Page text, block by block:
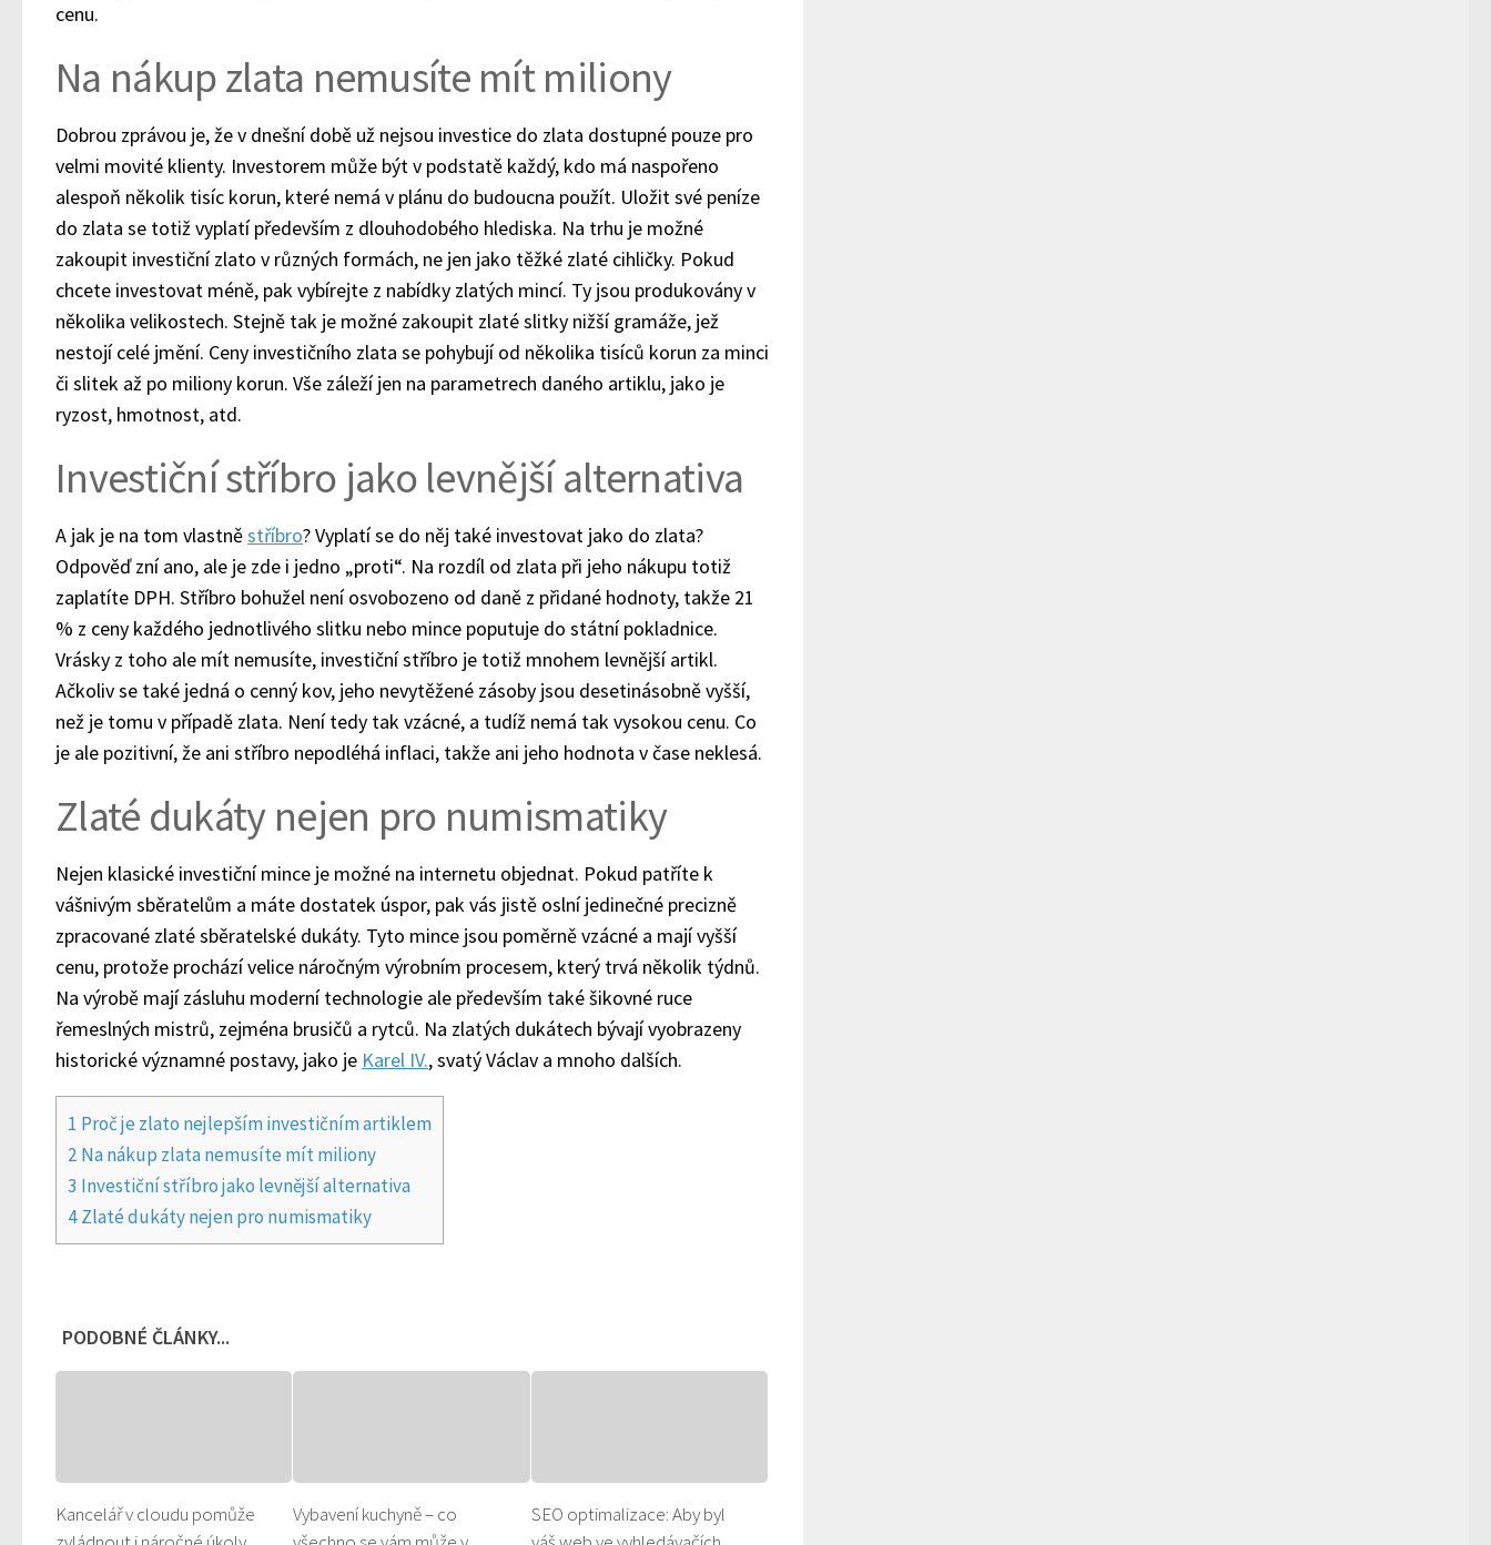
cenu.
Na nákup zlata nemusíte mít miliony
Dobrou zprávou je, že v dnešní době už nejsou investice do zlata dostupné pouze pro
velmi movité klienty. Investorem může být v podstatě každý, kdo má naspořeno
alespoň několik tisíc korun, které nemá v plánu do budoucna použít. Uložit své peníze
do zlata se totiž vyplatí především z dlouhodobého hlediska. Na trhu je možné
zakoupit investiční zlato v různých formách, ne jen jako těžké zlaté cihličky. Pokud
chcete investovat méně, pak vybírejte z nabídky zlatých mincí. Ty jsou produkovány v
několika velikostech. Stejně tak je možné zakoupit zlaté slitky nižší gramáže, jež
nestojí celé jmění. Ceny investičního zlata se pohybují od několika tisíců korun za minci
či slitek až po miliony korun. Vše záleží jen na parametrech daného artiklu, jako je
ryzost, hmotnost, atd.
Investiční stříbro jako levnější alternativa
A jak je na tom vlastněstříbro? Vyplatí se do něj také investovat jako do zlata?
Odpověď zní ano, ale je zde i jedno „proti“. Na rozdíl od zlata při jeho nákupu totiž
zaplatíte DPH. Stříbro bohužel není osvobozeno od daně z přidané hodnoty, takže 21
% z ceny každého jednotlivého slitku nebo mince poputuje do státní pokladnice.
Vrásky z toho ale mít nemusíte, investiční stříbro je totiž mnohem levnější artikl.
Ačkoliv se také jedná o cenný kov, jeho nevytěžené zásoby jsou desetinásobně vyšší,
než je tomu v případě zlata. Není tedy tak vzácné, a tudíž nemá tak vysokou cenu. Co
je ale pozitivní, že ani stříbro nepodléhá inflaci, takže ani jeho hodnota v čase neklesá.
Zlaté dukáty nejen pro numismatiky
Nejen klasické investiční mince je možné na internetu objednat. Pokud patříte k
vášnivým sběratelům a máte dostatek úspor, pak vás jistě oslní jedinečné precizně
zpracované zlaté sběratelské dukáty. Tyto mince jsou poměrně vzácné a mají vyšší
cenu, protože prochází velice náročným výrobním procesem, který trvá několik týdnů.
Na výrobě mají zásluhu moderní technologie ale především také šikovné ruce
řemeslných mistrů, zejména brusičů a rytců. Na zlatých dukátech bývají vyobrazeny
historické významné postavy, jako je Karel IV., svatý Václav a mnoho dalších.
1 Proč je zlato nejlepším investičním artiklem
2 Na nákup zlata nemusíte mít miliony
3 Investiční stříbro jako levnější alternativa
4Zlaté dukáty nejen pro numismatiky
PODOBNÉ ČLÁNKY...
Kancelář v cloudu pomůže
Vybavení kuchyně – co
SEO optimalizace: Aby byl